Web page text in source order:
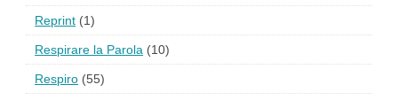
Reprint (1)
Respirare la Parola (10)
Respiro (55)